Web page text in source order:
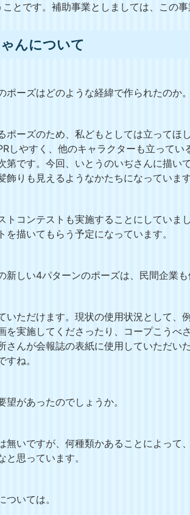
とです。補助事業としましては、この事
んについて
ポーズはどのような経緯で作られたのか。
ポーズのため、私どもとしては立ってほ
しやすく、他のキャラクターも立って
第です。今回、いとうのいぢさんに描い
飾りも見えるようなかたちになっています
トコンテストも実施することにしていま
を描いてもらう予定になっています。
新しい4パターンのポーズは、民間企業も
いただけます。現状の使用状況として、
を実施してくださったり、コープこうべ
さんが会報誌の表紙に使用していただい
すね。
望があったのでしょうか。
無いですが、何種類かあることによって
と思っています。
ついては。